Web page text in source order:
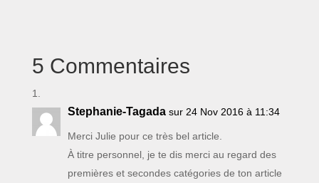
5 Commentaires
Stephanie-Tagada sur 24 Nov 2016 à 11:34
Merci Julie pour ce très bel article.
À titre personnel, je te dis merci au regard des
premières et secondes catégories de ton article